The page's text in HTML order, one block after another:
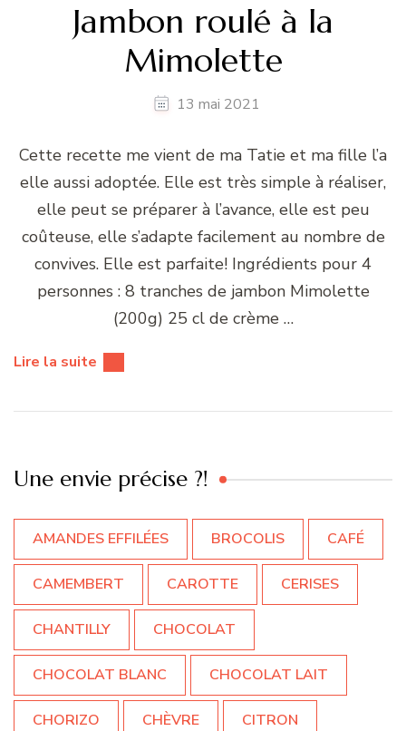
Jambon roulé à la
Mimolette
13 mai 2021
Cette recette me vient de ma Tatie et ma fille l’a
elle aussi adoptée. Elle est très simple à réaliser,
elle peut se préparer à l’avance, elle est peu
coûteuse, elle s’adapte facilement au nombre de
convives. Elle est parfaite! Ingrédients pour 4
personnes : 8 tranches de jambon Mimolette
(200g) 25 cl de crème …
Lire la suite
Une envie précise ?!
AMANDES EFFILÉES BROCOLIS CAFÉ
CAMEMBERT CAROTTE CERISES
CHANTILLY CHOCOLAT
CHOCOLAT BLANC CHOCOLAT LAIT
CHORIZO CHÈVRE CITRON